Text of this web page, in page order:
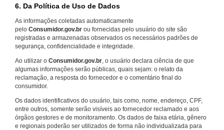
6. Da Política de Uso de Dados
As informações coletadas automaticamente
pelo Consumidor.gov.br ou fornecidas pelo usuário do site são
registradas e armazenadas observados os necessários padrões de
segurança, confidencialidade e integridade.
Ao utilizar o Consumidor.gov.br , o usuário declara ciência de que
algumas informações serão públicas, quais sejam: o relato da
reclamação, a resposta do fornecedor e o comentário final do
consumidor.
Os dados identificativos do usuário, tais como, nome, endereço, CPF,
entre outros, somente serão visíveis ao fornecedor reclamado e aos
órgãos gestores e de monitoramento. Os dados de faixa etária, gênero
e regionais poderão ser utilizados de forma não individualizada para